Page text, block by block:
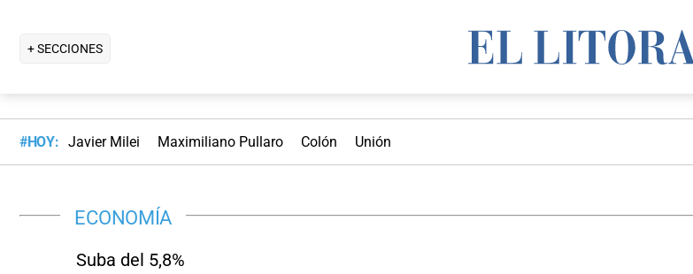
+ SECCIONES
#HOY: Javier Milei Maximiliano Pullaro Colón Unión
ECONOMÍA
Suba del 5,8%